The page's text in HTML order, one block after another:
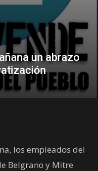
un abrazo
los empleados del
Belgrano y Mitre